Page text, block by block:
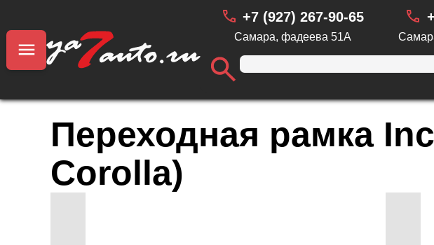
+7 (927) 267-90-65
Самара, фадеева 51А
Переходная рамка
Corolla)